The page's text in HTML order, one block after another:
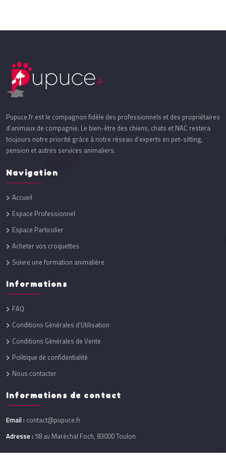
Pupuce.fr est le compagnon fidèle des professionnels et des propriétaires
d’animaux de compagnie. Le bien-être des chiens, chats et NAC restera
toujours notre priorité grâce à notre réseau d’experts en pet-sitting,
pension et autres services animaliers.
Navigation
Accueil
Espace Professionnel
Espace Particulier
Acheter vos croquettes
Suivre une formation animalière
Informations
FAQ
Conditions Générales d'Utilisation
Conditions Générales de Vente
Politique de confidentialité
Nous contacter
Informations de contact
Email : contact@pupuce.fr
Adresse : 58 av Maréchal Foch, 83000 Toulon